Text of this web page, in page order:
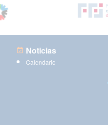
Noticias
Calendario